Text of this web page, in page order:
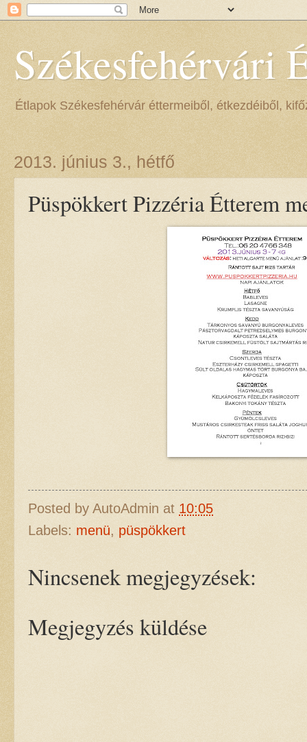
Székesfehérvári
Étlapok Székesfehérvár éttermeiből, étkezdéiből,
2013. június 3., hétfő
Püspökkert Pizzéria Étterem
Posted by AutoAdmin at 10:05
Labels: menü, püspökkert
Nincsenek megjegyzések:
Megjegyzés küldése